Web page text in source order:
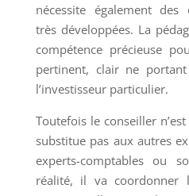
nécessite également des
très développées. La
compétence précieuse
pertinent, clair ne
l’investisseur particulier.
Toutefois le conseiller
substitue pas aux autres
experts-comptables ou
réalité, il va coordonner